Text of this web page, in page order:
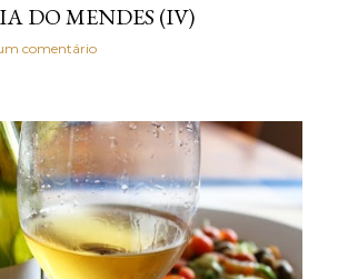
DO MENDES (IV)
comentário